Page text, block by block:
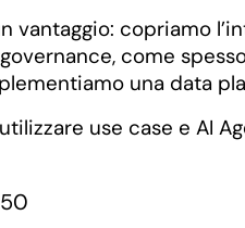
vantaggio: copriamo
come
una data
use case e AI